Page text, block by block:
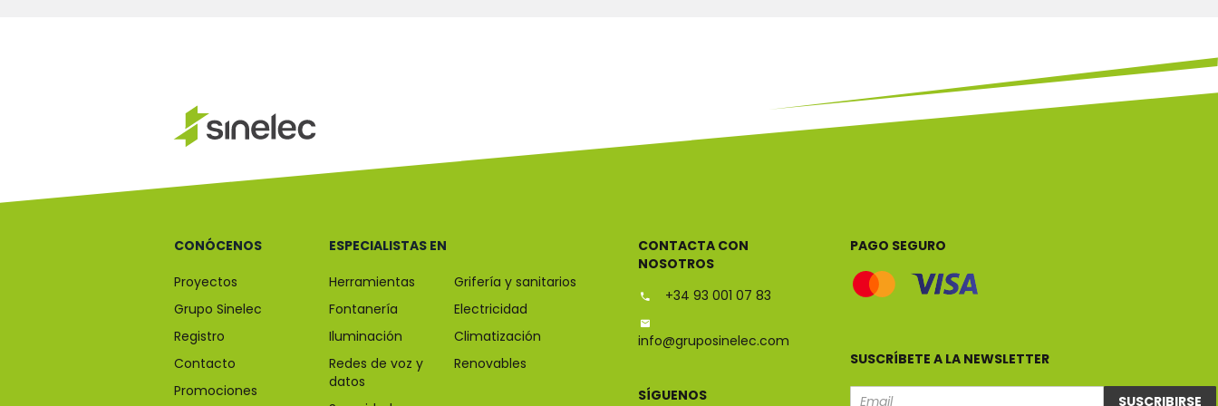
CONÓCENOS
Proyectos
Grupo Sinelec
Registro
Contacto
Promociones
ESPECIALISTAS EN
Herramientas
Grifería y sanitarios
Fontanería
Electricidad
Iluminación
Climatización
Redes de voz y
datos
Renovables
CONTACTA CON
NOSOTROS
+34 93 001 07 83
info@gruposinelec.com
SÍGUENOS
PAGO SEGURO
SUSCRÍBETE A LA NEWSLETTER
SUSCRIBIRSE